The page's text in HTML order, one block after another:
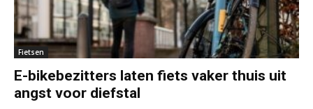
Fietsen
E-bikebezitters laten fiets vaker thuis uit
angst voor diefstal